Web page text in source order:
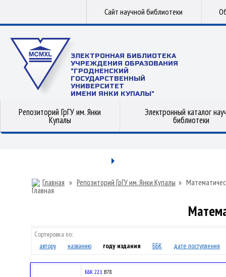
Сайт научной библиотеки
ЭЛЕКТРОННАЯ БИБЛИОТЕКА
УЧРЕЖДЕНИЯ ОБРАЗОВАНИЯ
"ГРОДНЕНСКИЙ
ГОСУДАРСТВЕННЫЙ
УНИВЕРСИТЕТ
ИМЕНИ ЯНКИ КУПАЛЫ"
Репозиторий ГрГУ им. Янки
Купалы
Электронный каталог
библиотеки
Главная » Репозиторий ГрГУ им. Янки Купалы »
Сортировка по:
автору
названию году издания ББК дате поступления
ББК 22.1 В78